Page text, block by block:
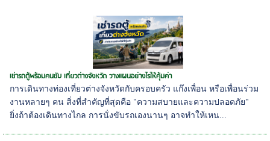
เช่ารถตู้พร้อมคนขับ เที่ยวต่างจังหวัด วางแผนอย่างไรให้คุ้มค่า
การเดินทางท่องเที่ยวต่างจังหวัดกับครอบครัว แก๊งเพื่อน หรือเพื่อนร่วม
งานหลายๆ คน สิ่งที่สำคัญที่สุดคือ "ความสบายและความปลอดภัย"
ยิ่งถ้าต้องเดินทางไกล การนั่งขับรถเองนานๆ อาจทำให้เหน...